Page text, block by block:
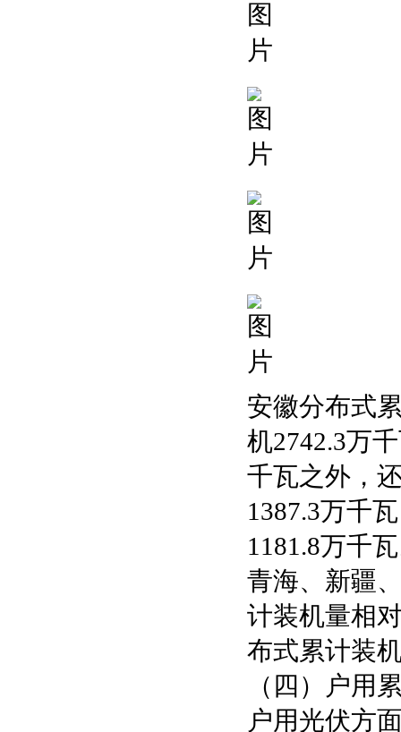
安徽分布式
机2742.3万
千瓦之外，
1387.3万千
1181.8万千
青海、新疆
计装机量相
布式累计装
（四）户用
户用光伏方